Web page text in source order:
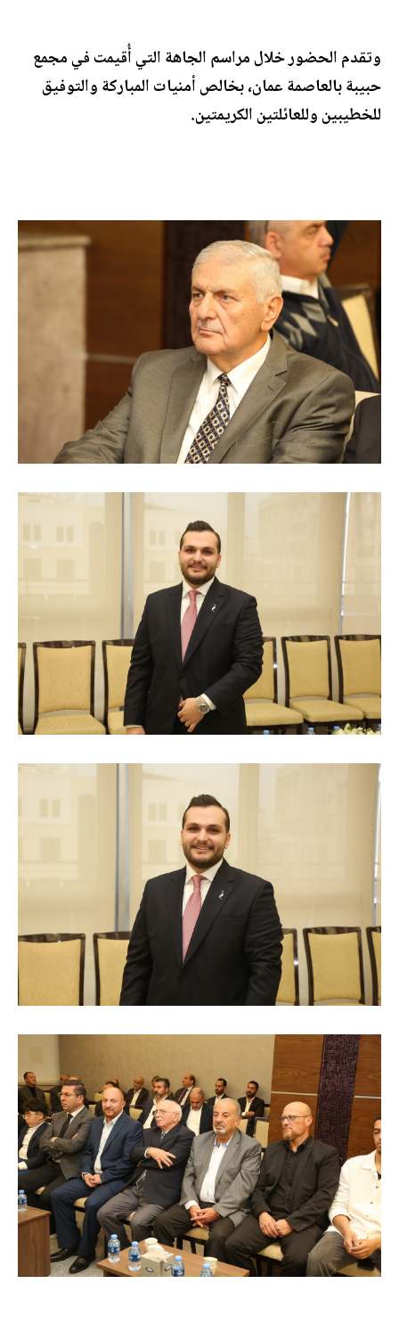
وتقدم الحضور خلال مراسم الجاهة التي أُقيمت في مجمع
حبيبة بالعاصمة عمان، بخالص أمنيات المباركة والتوفيق
للخطيبين وللعائلتين الكريمتين.